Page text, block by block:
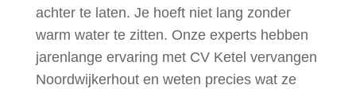
achter te laten. Je hoeft niet lang zonder
warm water te zitten. Onze experts hebben
jarenlange ervaring met CV Ketel vervangen
Noordwijkerhout en weten precies wat ze